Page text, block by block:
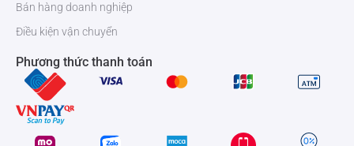
Bán hàng doanh nghiệp
Điều kiện vận chuyển
Phương thức thanh toán